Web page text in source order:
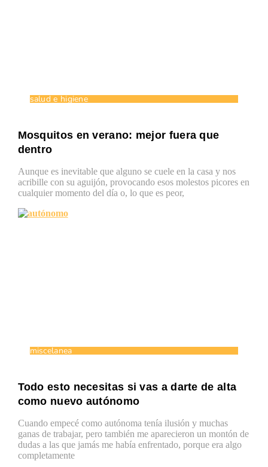
salud e higiene
Mosquitos en verano: mejor fuera que
dentro
Aunque es inevitable que alguno se cuele en la casa y nos
acribille con su aguijón, provocando esos molestos picores en
cualquier momento del día o, lo que es peor,
miscelanea
Todo esto necesitas si vas a darte de alta
como nuevo autónomo
Cuando empecé como autónoma tenía ilusión y muchas
ganas de trabajar, pero también me aparecieron un montón de
dudas a las que jamás me había enfrentado, porque era algo
completamente